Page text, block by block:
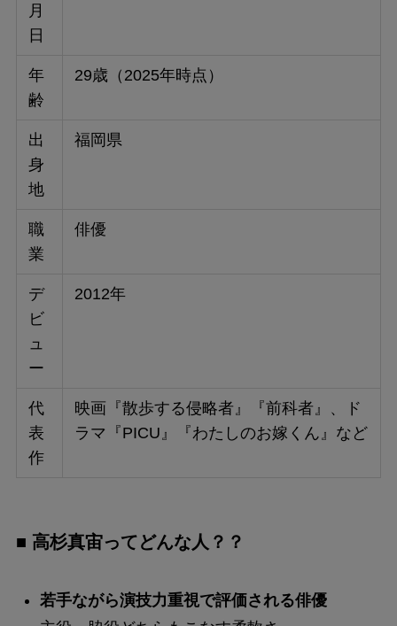
月
日
年
齢
29歳（2025年時点）
出
身
地
福岡県
職
業
俳優
デ
ビ
ュ
ー
2012年
代
表
作
映画『散歩する侵略者』『前科者』、ド
ラマ『PICU』『わたしのお嫁くん』など
■ 高杉真宙ってどんな人？？
若手ながら演技力重視で評価される俳優